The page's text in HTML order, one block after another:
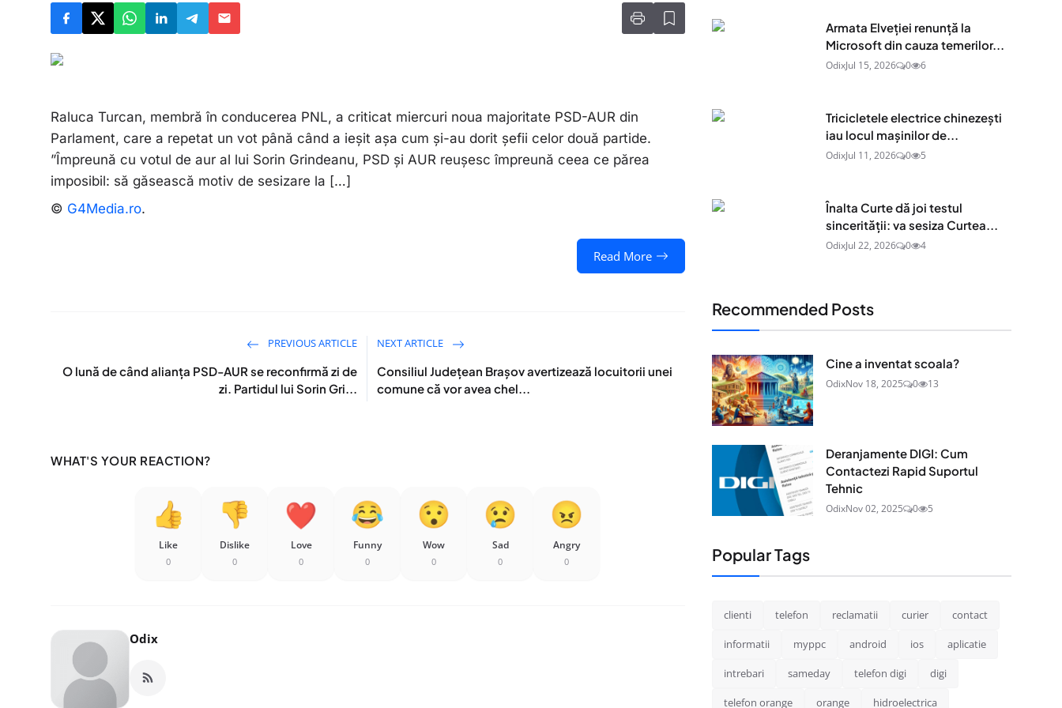
Raluca Turcan, membră în conducerea PNL, a criticat miercuri noua majoritate PSD-AUR din
Parlament, care a repetat un vot până când a ieșit așa cum și-au dorit șefii celor două partide.
”Împreună cu votul de aur al lui Sorin Grindeanu, PSD și AUR reușesc împreună ceea ce părea
imposibil: să găsească motiv de sesizare la […]
© G4Media.ro.
Read More
PREVIOUS ARTICLE
O lună de când alianța PSD-AUR se reconfirmă zi de
zi. Partidul lui Sorin Gri...
NEXT ARTICLE
Consiliul Județean Braşov avertizează locuitorii unei
comune că vor avea chel...
WHAT'S YOUR REACTION?
Like
0
Dislike
0
Love
0
Funny
0
Wow
0
Sad
0
Angry
0
Odix
Armata Elveției renunță la
Microsoft din cauza temerilor...
OdixJul 15, 2026 0 6
Tricicletele electrice chinezești
iau locul mașinilor de...
OdixJul 11, 2026 0 5
Înalta Curte dă joi testul
sincerității: va sesiza Curtea...
OdixJul 22, 2026 0 4
Recommended Posts
Cine a inventat scoala?
OdixNov 18, 2025 0 13
Deranjamente DIGI: Cum
Contactezi Rapid Suportul
Tehnic
OdixNov 02, 2025 0 5
Popular Tags
clienti telefon reclamatii curier contact
informatii myppc android ios aplicatie
intrebari sameday telefon digi digi
telefon orange orange hidroelectrica